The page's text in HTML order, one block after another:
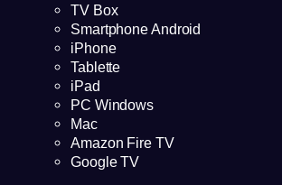
TV Box
Smartphone Android
iPhone
Tablette
iPad
PC Windows
Mac
Amazon Fire TV
Google TV